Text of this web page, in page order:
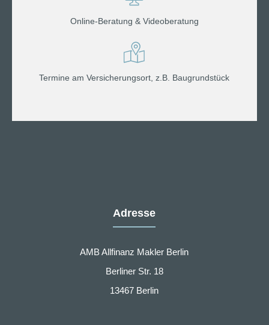
Online-Beratung & Videoberatung
Termine am Versicherungsort, z.B. Baugrundstück
Adresse
AMB Allfinanz Makler Berlin
Berliner Str. 18
13467 Berlin